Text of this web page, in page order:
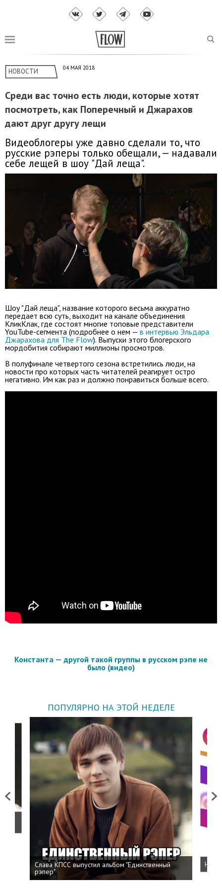
НОВОСТИ 04 МАЯ 2018
Среди вас точно есть люди, которые хотят
посмотреть, как Поперечный и Джарахов
дают друг другу лещи
Видеоблогеры уже давно сделали то, что
русские рэперы только обещали, — надавали
себе лещей в шоу "Дай леща".
Шоу "Дай леща", название которого весьма аккуратно
передает всю суть, выходит на канале объединения
КликКлак, где состоят многие топовые представители
YouTube-сегмента (подробнее о нем — в интервью Эльдара
Джарахова для The Flow). Выпуски этого блогерского
мордобития собирают миллионы просмотров.
В полуфинале четвертого сезона встретились люди, на
новости про которых часть читателей реагирует остро
негативно. Им как раз и должно понравиться больше всего.
Константа — другой такой группы в русском рэпе не
было (видео)
ПОПУЛЯРНО НА ЭТОЙ НЕДЕЛЕ
Previous
Слава КПСС выпустил альбом "Единственный
рэпер"
Next